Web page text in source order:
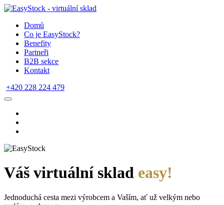
Domů
Co je EasyStock?
Benefity
Partneři
B2B sekce
Kontakt
+420 228 224 479
Váš virtuální sklad easy!
Jednoduchá cesta mezi výrobcem a Vaším, ať už velkým nebo